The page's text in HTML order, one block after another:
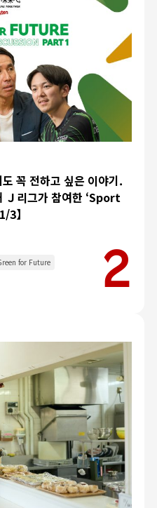
꼭 전하고 싶은 이야기.
Ｊ리그가 참여한 ‘Sport
】
for Future